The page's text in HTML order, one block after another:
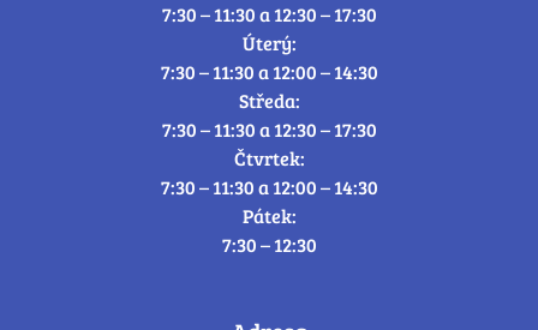
7:30 – 11:30 a 12:30 – 17:30
Úterý:
7:30 – 11:30 a 12:00 – 14:30
Středa:
7:30 – 11:30 a 12:30 – 17:30
Čtvrtek:
7:30 – 11:30 a 12:00 – 14:30
Pátek:
7:30 – 12:30